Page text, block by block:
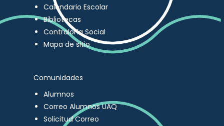
Calendario Escolar
Bibliotecas
Contraloría Social
Mapa de sitio
Comunidades
Alumnos
Correo Alumnos UAQ
Solicitud Correo